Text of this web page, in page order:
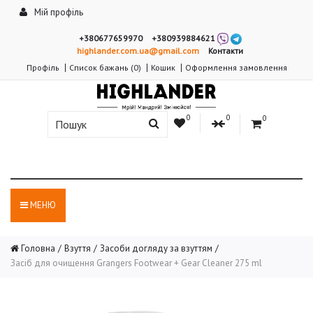
Мій профіль
+380677659970
+380939884621
highlander.com.ua@gmail.com
Контакти
Профіль
Список бажань (0) Кошик Оформлення замовлення
0 0 0
МЕНЮ
Головна Взуття
Засоби догляду за взуттям
Засіб для очищення Grangers Footwear + Gear Cleaner 275 ml